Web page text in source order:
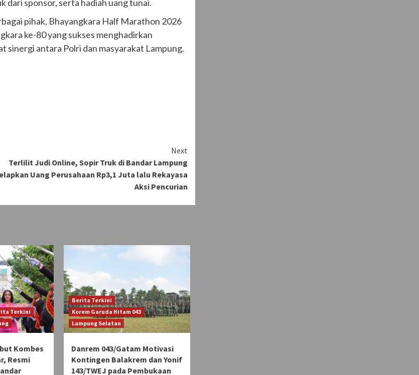
dari sponsor, serta hadiah uang tunai.
pihak, Bhayangkara Half Marathon 2026
ke-80 yang sukses menghadirkan
sinergi antara Polri dan masyarakat Lampung.
Next
Terlilit Judi Online, Sopir Truk di Bandar Lampung
Uang Perusahaan Rp3,1 Juta lalu Rekayasa
Aksi Pencurian
Terkini
Kombes
Resmi
Berita Terkini
Korem Garuda Hitam 043
Lampung Selatan
Danrem 043/Gatam Motivasi
Kontingen Balakrem dan Yonif
143/TWEJ pada Pembukaan